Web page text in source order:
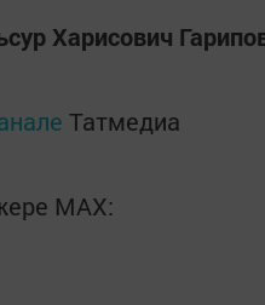
Харисович
Татмедиа
MАХ: